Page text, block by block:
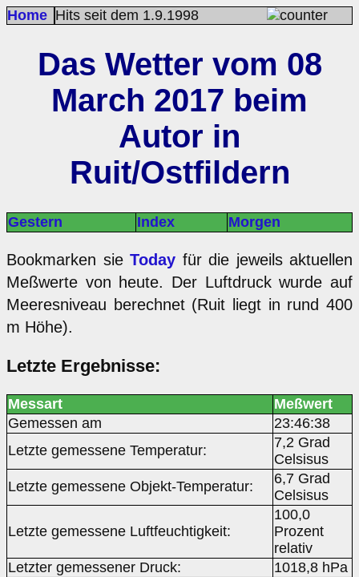
Home Hits seit dem 1.9.1998
Das Wetter vom 08
March 2017 beim
Autor in
Ruit/Ostfildern
Gestern Index Morgen
Bookmarken sie Today für die jeweils aktuellen
Meßwerte von heute. Der Luftdruck wurde auf
Meeresniveau berechnet (Ruit liegt in rund 400
m Höhe).
Letzte Ergebnisse:
Messart
Meßwert
Gemessen am
23:46:38
Letzte gemessene Temperatur:
7,2 Grad
Celsisus
Letzte gemessene Objekt-Temperatur:
6,7 Grad
Celsisus
Letzte gemessene Luftfeuchtigkeit:
100,0
Prozent
relativ
Letzter gemessener Druck:
1018,8 hPa